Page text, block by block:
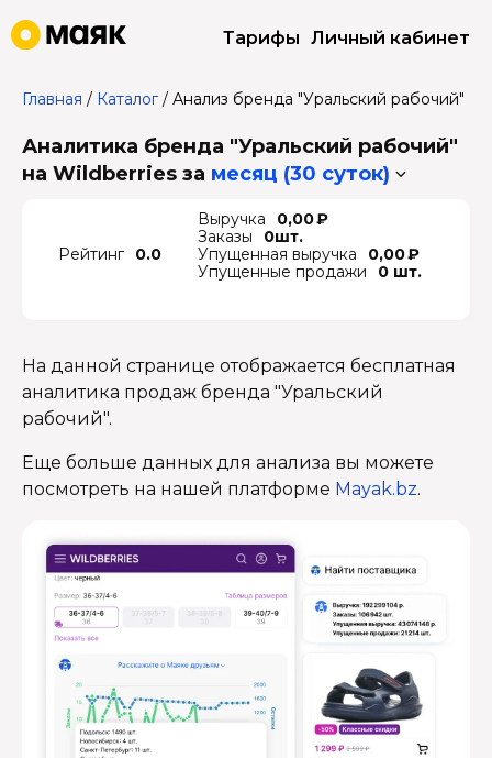
Тарифы Личный кабинет
Главная / Каталог/ Анализ бренда "Уральский рабочий"
Аналитика бренда "Уральский рабочий"
на Wildberries за месяц (30 суток)
Рейтинг 0.0
Выручка
0,00 ₽
Заказы
0шт.
Упущенная выручка
0,00 ₽
Упущенные продажи
0 шт.
На данной странице отображается бесплатная
аналитика продаж бренда "Уральский
рабочий".
Еще больше данных для анализа вы можете
посмотреть на нашей платформе Mayak.bz.